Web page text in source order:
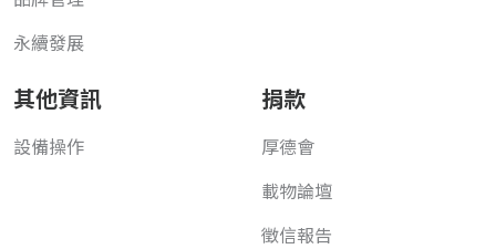
永續發展
其他資訊
設備操作
捐款
厚德會
載物論壇
徵信報告